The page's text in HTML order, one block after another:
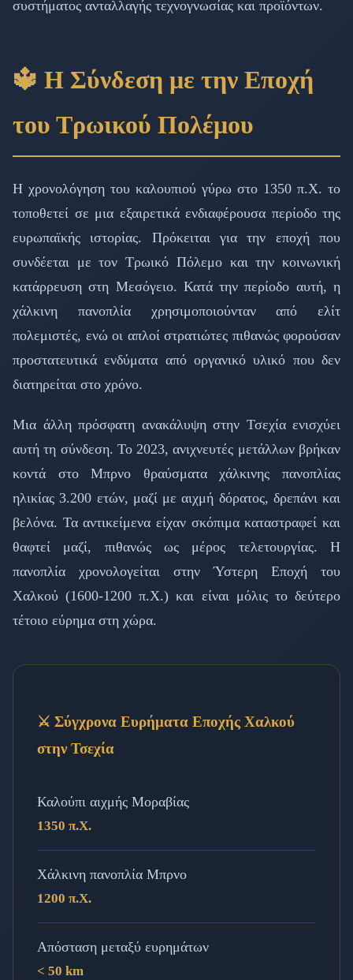
συστήματος ανταλλαγής τεχνογνωσίας και προϊόντων.
🔱 Η Σύνδεση με την Εποχή
του Τρωικού Πολέμου
Η χρονολόγηση του καλουπιού γύρω στο 1350 π.Χ. το
τοποθετεί σε μια εξαιρετικά ενδιαφέρουσα περίοδο της
ευρωπαϊκής ιστορίας. Πρόκειται για την εποχή που
συνδέεται με τον Τρωικό Πόλεμο και την κοινωνική
κατάρρευση στη Μεσόγειο. Κατά την περίοδο αυτή, η
χάλκινη πανοπλία χρησιμοποιούνταν από ελίτ
πολεμιστές, ενώ οι απλοί στρατιώτες πιθανώς φορούσαν
προστατευτικά ενδύματα από οργανικό υλικό που δεν
διατηρείται στο χρόνο.
Μια άλλη πρόσφατη ανακάλυψη στην Τσεχία ενισχύει
αυτή τη σύνδεση. Το 2023, ανιχνευτές μετάλλων βρήκαν
κοντά στο Μπρνο θραύσματα χάλκινης πανοπλίας
ηλικίας 3.200 ετών, μαζί με αιχμή δόρατος, δρεπάνι και
βελόνα. Τα αντικείμενα είχαν σκόπιμα καταστραφεί και
θαφτεί μαζί, πιθανώς ως μέρος τελετουργίας. Η
πανοπλία χρονολογείται στην Ύστερη Εποχή του
Χαλκού (1600-1200 π.Χ.) και είναι μόλις το δεύτερο
τέτοιο εύρημα στη χώρα.
⚔️ Σύγχρονα Ευρήματα Εποχής Χαλκού
στην Τσεχία
Καλούπι αιχμής Μοραβίας
1350 π.Χ.
Χάλκινη πανοπλία Μπρνο
1200 π.Χ.
Απόσταση μεταξύ ευρημάτων
< 50 km